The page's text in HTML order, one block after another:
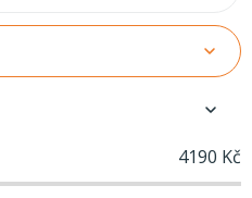
4190 Kč